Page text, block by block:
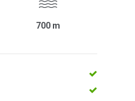
700 m